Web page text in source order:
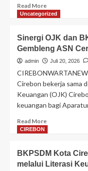
Read MoreRead
more
Cirebon
Bongkar
Fenomena
Baru
KTP,
Penikmatnya
Kabur
yang
Ditagih
Uncategorized
Sinergi OJK dan
Gembleng ASN
admin Juli 20, 2026
Cirebon bekerja sama
Keuangan (OJK)
keuangan bagi
Read MoreRead
OJK
dan
CIREBON
BKPSDM Kota
melalui Literasi